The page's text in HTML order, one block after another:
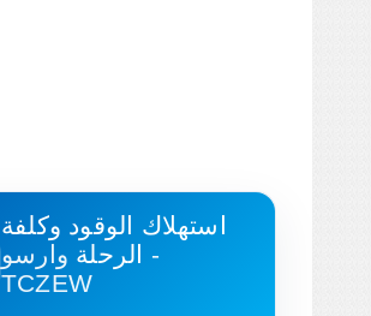
استهلاك الوقود وكلفة
الرحلة وارسو -
TCZEW